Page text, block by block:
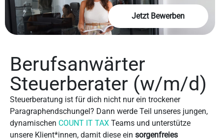
Jetzt Bewerben
Berufsanwärter
Steuerberater (w/m/d)
Steuerberatung ist für dich nicht nur ein trockener
Paragraphendschungel? Dann werde Teil unseres jungen,
dynamischen COUNT IT TAX Teams und unterstütze
unsere Klient*innen, damit diese ein sorgenfreies